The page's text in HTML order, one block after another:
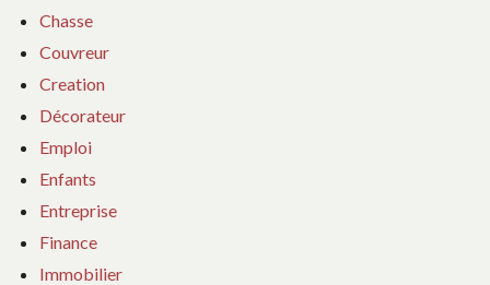
Chasse
Couvreur
Creation
Décorateur
Emploi
Enfants
Entreprise
Finance
Immobilier